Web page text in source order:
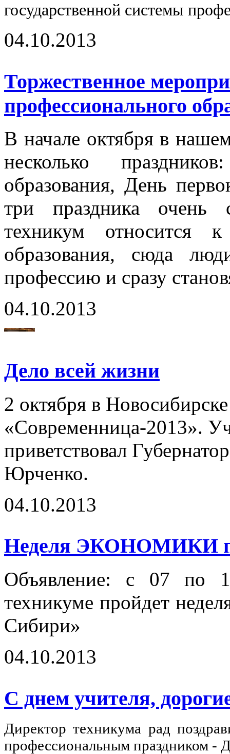
государственной системы
04.10.2013
Торжественное
профессионального
В начале октября в
несколько
образования, День
три праздника
техникум относится к
образования, сюда
профессию и сразу
04.10.2013
Дело всей жизни
2 октября в
«Современница-2013».
приветствовал
Юрченко.
04.10.2013
Неделя ЭКОНОМИКИ
Объявление: с 07 по
техникуме пройдет
Сибири»
04.10.2013
С днем учителя,
Директор техникума рад
профессиональным